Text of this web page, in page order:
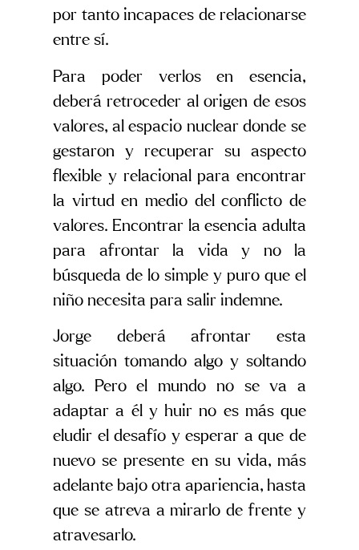
por tanto incapaces de relacionarse
entre sí.
Para poder verlos en esencia,
deberá retroceder al origen de esos
valores, al espacio nuclear donde se
gestaron y recuperar su aspecto
flexible y relacional para encontrar
la virtud en medio del conflicto de
valores. Encontrar la esencia adulta
para afrontar la vida y no la
búsqueda de lo simple y puro que el
niño necesita para salir indemne.
Jorge deberá afrontar esta
situación tomando algo y soltando
algo. Pero el mundo no se va a
adaptar a él y huir no es más que
eludir el desafío y esperar a que de
nuevo se presente en su vida, más
adelante bajo otra apariencia, hasta
que se atreva a mirarlo de frente y
atravesarlo.